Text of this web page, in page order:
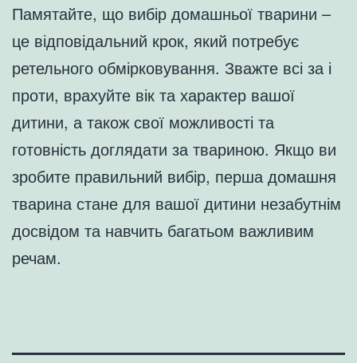
Памятайте, що вибір домашньої тварини –
це відповідальний крок, який потребує
ретельного обмірковування. Зважте всі за і
проти, врахуйте вік та характер вашої
дитини, а також свої можливості та
готовність доглядати за твариною. Якщо ви
зробите правильний вибір, перша домашня
тварина стане для вашої дитини незабутнім
досвідом та навчить багатьом важливим
речам.